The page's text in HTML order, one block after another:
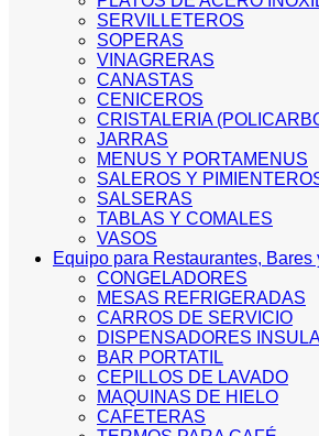
SERVILLETEROS
SOPERAS
VINAGRERAS
CANASTAS
CENICEROS
CRISTALERIA
JARRAS
MENUS Y PORTAMENUS
SALEROS Y
SALSERAS
TABLAS Y COMALES
VASOS
Equipo para Restaurantes, Bares
CONGELADORES
MESAS REFRIGERADAS
CARROS DE SERVICIO
DISPENSADORES
BAR PORTATIL
CEPILLOS DE LAVADO
MAQUINAS DE HIELO
CAFETERAS